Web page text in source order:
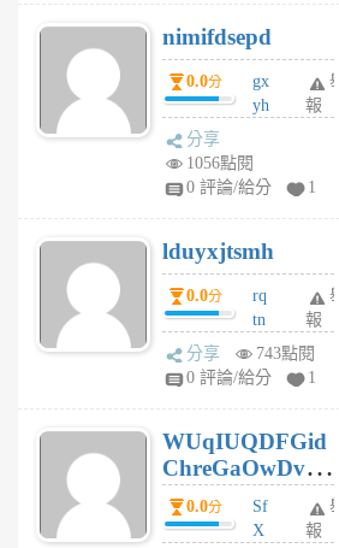
U
5
個
月
nimifdsepd
0.0分
gx
yh
jl
月
前
舉
報
分享
1056點閱
0 評論/給分
1
lduyxjtsmh
0.0分
rq
tn
jt
gl
個
月
前
舉
報
分享
743點閱
0 評論/給分
1
WUqIUQDFGid
ChreGaOwDv
dY0.0分
Sf
X
舉
報